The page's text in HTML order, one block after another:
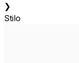
❯
Stilo